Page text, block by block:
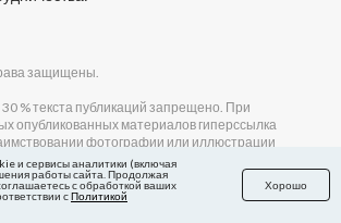
защищены.
% текста публикаций запрещено. При
опубликованных материалов гиперссылка
фотографии или иллюстрации
имя и фамилию её автора.
совпадает с мнением авторов. Особенно в
колонки.
и сервисы аналитики (включая
работы сайта. Продолжая
с обработкой ваших
сПолитикой
Хорошо